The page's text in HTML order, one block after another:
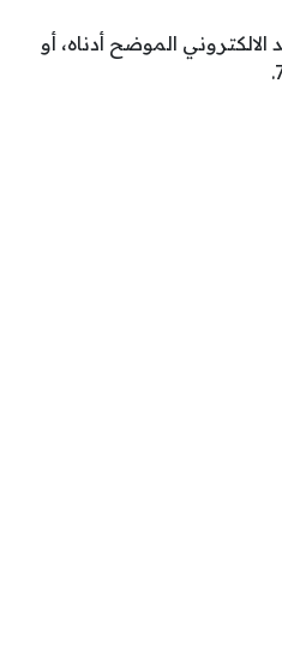
الموضح أدناه، أو